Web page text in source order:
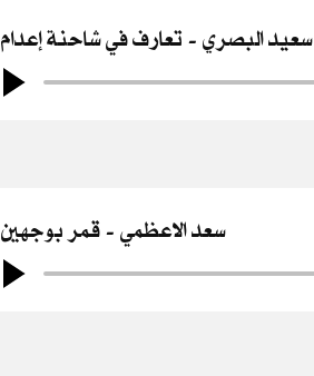
تعارف في شاحنة إعدام سعيد البصري
قمر بوجهين سعد الاعظمي